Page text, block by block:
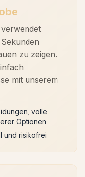
zu zeigen.
mit unserem
volle
Optionen
und risikofrei